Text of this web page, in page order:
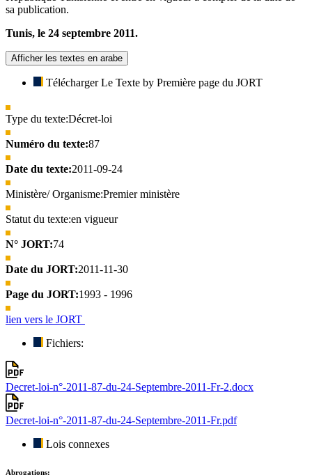
sa publication.
Tunis, le 24 septembre 2011.
Afficher les textes en arabe
Télécharger Le Texte by Première page du JORT
Type du texte:Décret-loi
Numéro du texte:87
Date du texte:2011-09-24
Ministère/ Organisme:Premier ministère
Statut du texte:en vigueur
N° JORT:74
Date du JORT:2011-11-30
Page du JORT:1993 - 1996
lien vers le JORT
Fichiers:
Decret-loi-n°-2011-87-du-24-Septembre-2011-Fr-2.docx
Decret-loi-n°-2011-87-du-24-Septembre-2011-Fr.pdf
Lois connexes
Abrogations: